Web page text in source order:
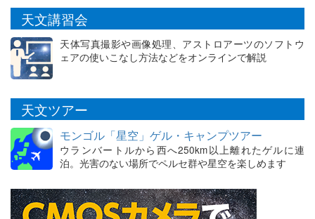
天文講習会
天体写真撮影や画像処理、アストロアーツのソフトウ
ェアの使いこなし方法などをオンラインで解説
天文ツアー
モンゴル「星空」ゲル・キャンプツアー
ウランバートルから西へ250km以上離れたゲルに連
泊。光害のない場所でペルセ群や星空を楽しめます